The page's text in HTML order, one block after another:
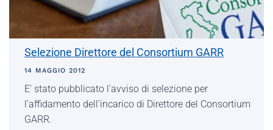
Selezione Direttore del Consortium GARR
14 MAGGIO 2012
E' stato pubblicato l'avviso di selezione per
l'affidamento dell'incarico di Direttore del Consortium
GARR.